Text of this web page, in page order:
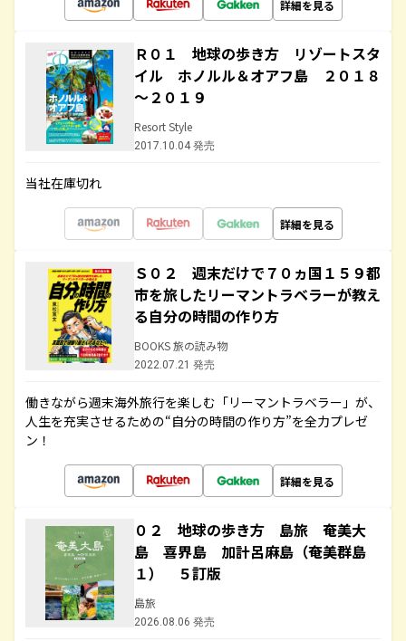
詳細を見る
Ｒ０１ 地球の歩き方 リゾートスタ
イル ホノルル＆オアフ島 ２０１８
～２０１９
Resort Style
2017.10.04 発売
当社在庫切れ
詳細を見る
Ｓ０２ 週末だけで７０ヵ国１５９都
市を旅したリーマントラベラーが教え
る自分の時間の作り方
BOOKS 旅の読み物
2022.07.21 発売
働きながら週末海外旅行を楽しむ「リーマントラベラー」が、
人生を充実させるための“自分の時間の作り方”を全力プレゼ
ン！
詳細を見る
０２ 地球の歩き方 島旅 奄美大
島 喜界島 加計呂麻島（奄美群島
１） ５訂版
島旅
2026.08.06 発売